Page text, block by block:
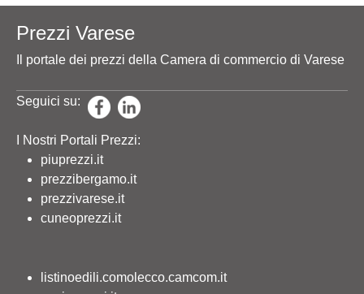
Prezzi Varese
Il portale dei prezzi della Camera di commercio di Varese
Seguici su:
I Nostri Portali Prezzi:
piuprezzi.it
prezzibergamo.it
prezzivarese.it
cuneoprezzi.it
listinoedili.comolecco.camcom.it